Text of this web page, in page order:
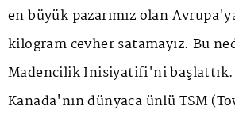
en büyük pazarımız olan
kilogram cevher satamayız. Bu
Madencilik İnisiyatifi'ni
Kanada'nın dünyaca ünlü TSM